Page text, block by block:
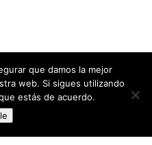
Estudios y Entrenamiento
que damos la mejor
web. Si sigues utilizando
estás de acuerdo.